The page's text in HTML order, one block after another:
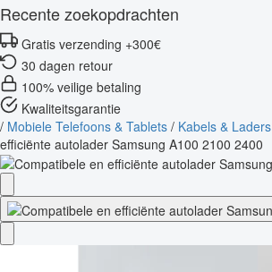
Recente zoekopdrachten
Gratis verzending +300€
30 dagen retour
100% veilige betaling
Kwaliteitsgarantie
/ Mobiele Telefoons & Tablets / Kabels & Laders
efficiënte autolader Samsung A100 2100 2400